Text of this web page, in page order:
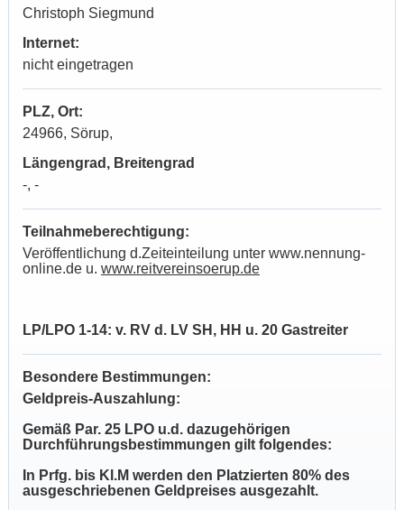
Christoph Siegmund
Internet:
nicht eingetragen
PLZ, Ort:
24966, Sörup,
Längengrad, Breitengrad
-, -
Teilnahmeberechtigung:
Veröffentlichung d.Zeiteinteilung unter www.nennung-
online.de u. www.reitvereinsoerup.de
LP/LPO 1-14: v. RV d. LV SH, HH u. 20 Gastreiter
Besondere Bestimmungen:
Geldpreis-Auszahlung:
Gemäß Par. 25 LPO u.d. dazugehörigen
Durchführungsbestimmungen gilt folgendes:
In Prfg. bis Kl.M werden den Platzierten 80% des
ausgeschriebenen Geldpreises ausgezahlt.